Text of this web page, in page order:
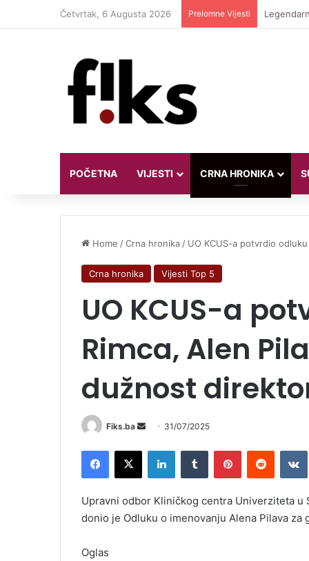
Četvrtak, 6 Augusta 2026 Prelomne Vijesti Daniel
POČETNA VIJESTI CRNA HRONIKA
Home /Crna hronika / UO KCUS-a potvrdio
Crna hronika Vijesti Top 5
UO KCUS-a
Rimca, Alen
dužnost
Fiks.ba
Send
email
31/07/2025
Facebook
X LinkedInTumblr PinterestReddit
Upravni odbor Kliničkog centra Univerziteta u
donio je Odluku o imenovanju Alena Pilava za
Oglas